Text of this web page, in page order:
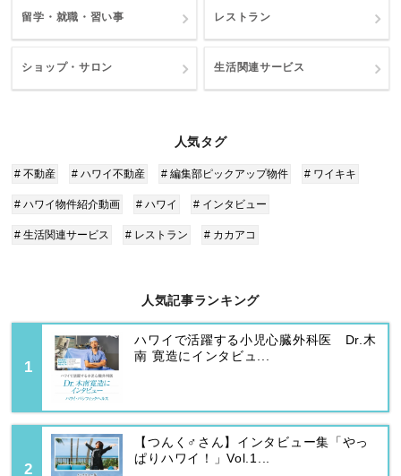
留学・就職・習い事 レストラン
ショップ・サロン 生活関連サービス
人気タグ
# 不動産 # ハワイ不動産 # 編集部ピックアップ物件 # ワイキキ
# ハワイ物件紹介動画 # ハワイ # インタビュー
# 生活関連サービス # レストラン # カカアコ
人気記事ランキング
ハワイで活躍する小児心臓外科医 Dr.木
南 寛造にインタビュ...
【つんく♂さん】インタビュー集「やっ
ぱりハワイ！」Vol.1...